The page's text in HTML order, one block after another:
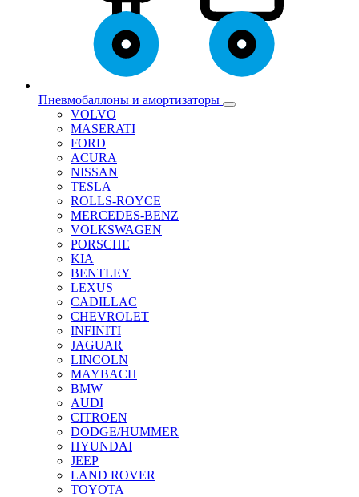
Пневмобаллоны и амортизаторы
VOLVO
MASERATI
FORD
ACURA
NISSAN
TESLA
ROLLS-ROYCE
MERCEDES-BENZ
VOLKSWAGEN
PORSCHE
KIA
BENTLEY
LEXUS
CADILLAC
CHEVROLET
INFINITI
JAGUAR
LINCOLN
MAYBACH
BMW
AUDI
CITROEN
DODGE/HUMMER
HYUNDAI
JEEP
LAND ROVER
TOYOTA